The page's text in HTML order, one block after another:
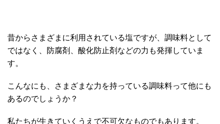
昔からさまざまに利用されている塩ですが、調味料として
ではなく、防腐剤、酸化防止剤などの力も発揮していま
す。
こんなにも、さまざまな力を持っている調味料って他にも
あるのでしょうか？
私たちが生きていくうえで不可欠なものでもあります。